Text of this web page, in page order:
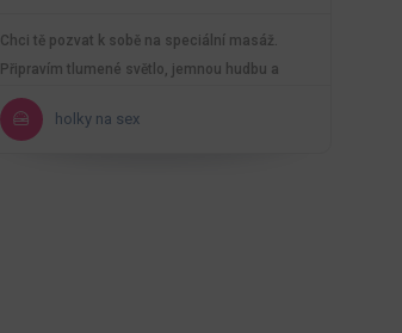
Chci tě pozvat k sobě na speciální masáž.
Připravím tlumené světlo, jemnou hudbu a
atmosféru, ve…
holky na sex